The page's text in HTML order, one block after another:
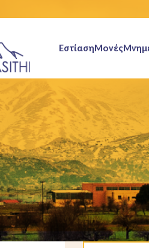
ΕστίασηΜονές